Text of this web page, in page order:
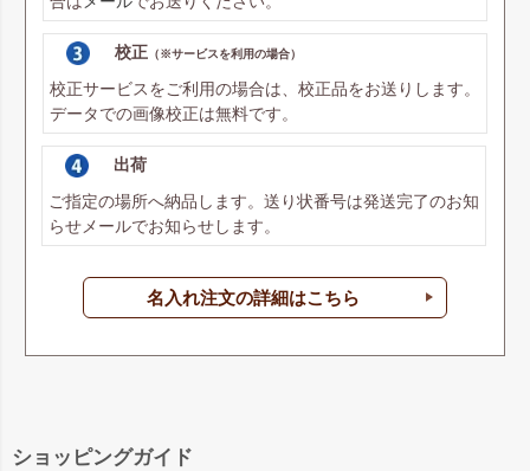
校正 （※サービスを利用の場合）
校正サービスをご利用の場合は、校正品をお送りします。
データでの画像校正は無料です。
出荷
ご指定の場所へ納品します。送り状番号は発送完了のお知
らせメールでお知らせします。
名入れ注文の詳細はこちら
ショッピングガイド